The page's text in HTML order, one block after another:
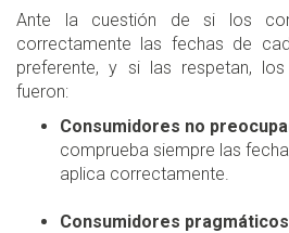
Ante la cuestión de si los
correctamente las fechas de
preferente, y si las respetan,
fueron:
Consumidores no
comprueba siempre las
aplica correctamente.
Consumidores